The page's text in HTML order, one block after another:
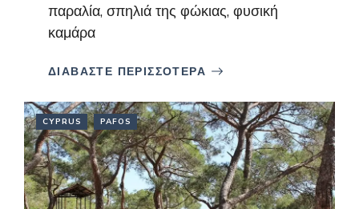
παραλία, σπηλιά της φώκιας, φυσική
καμάρα
ΔΙΑΒΑΣΤΕ ΠΕΡΙΣΣΟΤΕΡΑ
CYPRUS PAFOS